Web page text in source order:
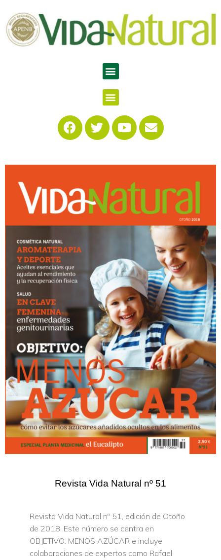
Revista Vida Natural nº 51
Revista Vida Natural nº 51, edición de Otoño
de 2018. Este número se centra en
OBJETIVO: MENOS AZÚCAR e incluye
colaboraciones de expertos como Rafael